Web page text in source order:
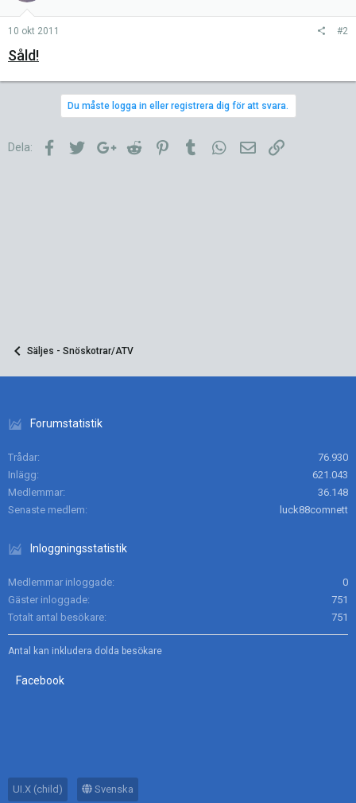
10 okt 2011 #2
Såld!
Du måste logga in eller registrera dig för att svara.
Dela: FacebookTwitterGoogle+
Reddit PinterestTumblr WhatsApp
E-postLänk
Säljes - Snöskotrar/ATV
Forumstatistik
Trådar
76.930
Inlägg
621.043
Medlemmar
36.148
Senaste medlem
luck88comnett
Inloggningsstatistik
Medlemmar inloggade
0
Gäster inloggade
751
Totalt antal besökare
751
Antal kan inkludera dolda besökare
Facebook
UI.X (child) Svenska